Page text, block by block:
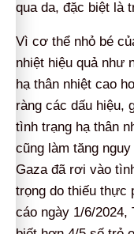
qua da, đặc biệt là
Vì cơ thể nhỏ bé
nhiệt hiệu quả như
hạ thân nhiệt cao
ràng các dấu hiệu,
tình trạng hạ thân
cũng làm tăng
Gaza đã rơi vào
trọng do thiếu thực
cáo ngày 1/6/